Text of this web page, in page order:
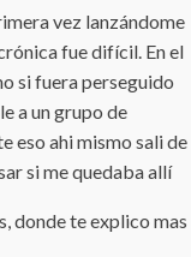
vez lanzándome
fue difícil. En el
si fuera perseguido
a un grupo de
eso ahi mismo sali de
si me quedaba allí
donde te explico mas